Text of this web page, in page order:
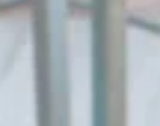
podem ser feitas de forma online pelo link:
https://tin